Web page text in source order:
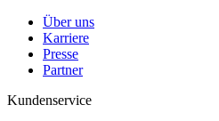
Über uns
Karriere
Presse
Partner
Kundenservice